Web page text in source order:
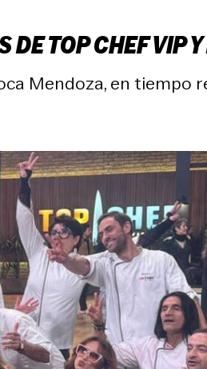
TOP CHEF VIP
Mendoza, en tiempo